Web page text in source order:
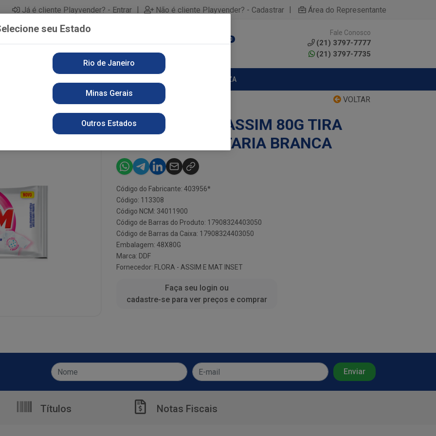
Já é cliente Playvender? - Entrar | Não é cliente Playvender? - Cadastrar | Área do Representante
0
Fale Conosco
(21) 3797-7777
(21) 3797-7735
LIMPEZA
VOLTAR
ASSIM 80G TIRA MANCHAS UNITARIA BRANCA
SABAO BARRA ASSIM 80G TIRA
MANCHAS UNITARIA BRANCA
Código do Fabricante: 403956*
Código: 113308
Código NCM: 34011900
Código de Barras do Produto: 17908324403050
Código de Barras da Caixa: 17908324403050
Embalagem: 48X80G
Marca: DDF
Fornecedor: FLORA - ASSIM E MAT INSET
Faça seu login ou
cadastre-se para ver preços e comprar
Títulos Notas Fiscais
seu Estado
Rio de Janeiro
Minas Gerais
Outros Estados